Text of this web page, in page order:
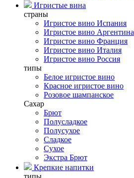
Игристые вина
страны
Игристое вино Испания
Игристое вино Аргентина
Игристое вино Франция
Игристое вино Италия
Игристое вино Россия
типы
Белое игристое вино
Красное игристое вино
Розовое шампанское
Сахар
Брют
Полусладкое
Полусухое
Сладкое
Сухое
Экстра Брют
Крепкие напитки
типы